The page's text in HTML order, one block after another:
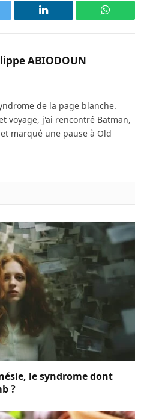
LinkedIn
ABIODOUN
de la page blanche.
voyage, j'ai rencontré Batman,
marqué une pause à Old
le syndrome dont
?